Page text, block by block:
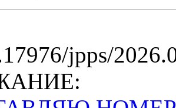
jpps/